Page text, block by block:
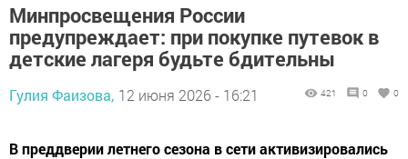
Минпросвещения России
предупреждает: при покупке путевок в
детские лагеря будьте бдительны
Гулия Фаизова, 12 июня 2026 - 16:21 421 0 0
В преддверии летнего сезона в сети активизировались